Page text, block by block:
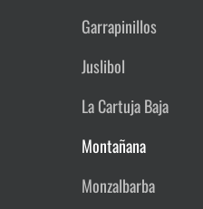
Garrapinillos
Juslibol
La Cartuja Baja
Montañana
Monzalbarba